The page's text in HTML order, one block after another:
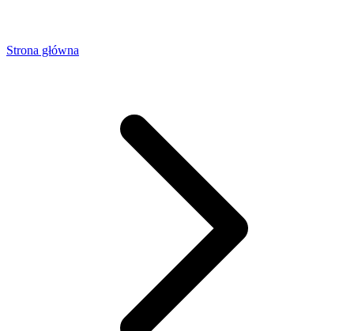
Strona główna